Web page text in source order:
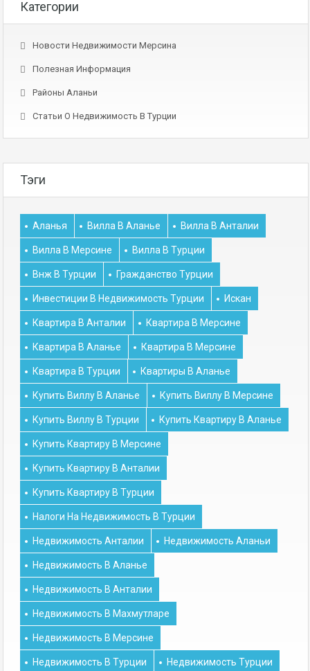
Категории
Новости Недвижимости Мерсина
Полезная Информация
Районы Аланьи
Статьи О Недвижимость В Турции
Тэги
Аланья Вилла В Аланье Вилла В Анталии
Вилла В Мерсине Вилла В Турции
Внж В Турции Гражданство Турции
Инвестиции В Недвижимость Турции Искан
Квартира В Анталии Квартира В Мерсине
Квартира В Аланье Квартира В Мерсине
Квартира В Турции Квартиры В Аланье
Купить Виллу В Аланье Купить Виллу В Мерсине
Купить Виллу В Турции Купить Квартиру В Аланье
Купить Квартиру В Мерсине
Купить Квартиру В Анталии
Купить Квартиру В Турции
Налоги На Недвижимость В Турции
Недвижимость Анталии Недвижимость Аланьи
Недвижимость В Аланье
Недвижимость В Анталии
Недвижимость В Махмутларе
Недвижимость В Мерсине
Недвижимость В Турции Недвижимость Турции